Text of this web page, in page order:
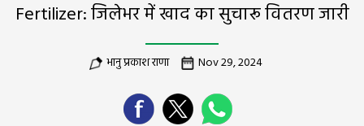
Fertilizer: जिलेभर में खाद का सुचारू वितरण जारी
भानु प्रकाश राणा Nov 29, 2024